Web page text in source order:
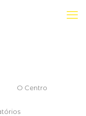
O Centro